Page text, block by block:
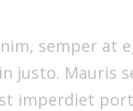
semper at
justo. Mauris
imperdiet